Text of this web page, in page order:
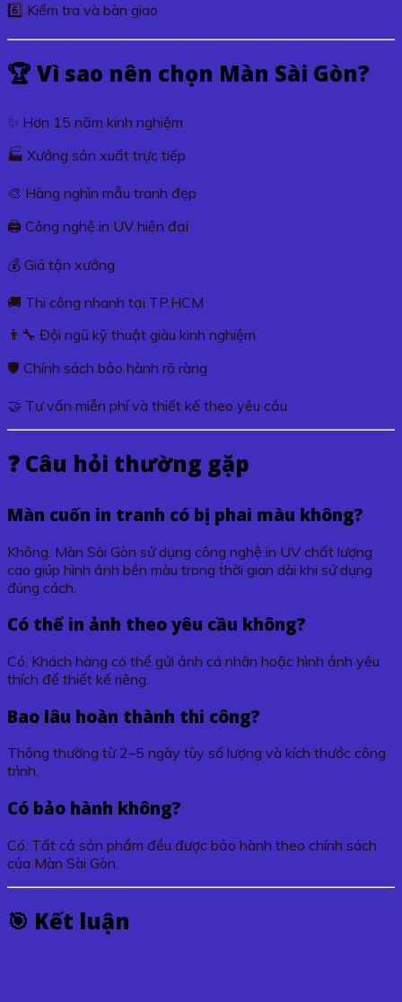
6️⃣ Kiểm tra và bàn giao
🏆 Vì sao nên chọn Màn Sài Gòn?
✨ Hơn 15 năm kinh nghiệm
🏭 Xưởng sản xuất trực tiếp
🎨 Hàng nghìn mẫu tranh đẹp
🖨️ Công nghệ in UV hiện đại
💰 Giá tận xưởng
🚚 Thi công nhanh tại TP.HCM
👨‍🔧 Đội ngũ kỹ thuật giàu kinh nghiệm
🛡️ Chính sách bảo hành rõ ràng
🤝 Tư vấn miễn phí và thiết kế theo yêu cầu
❓ Câu hỏi thường gặp
Màn cuốn in tranh có bị phai màu không?
Không. Màn Sài Gòn sử dụng công nghệ in UV chất lượng
cao giúp hình ảnh bền màu trong thời gian dài khi sử dụng
đúng cách.
Có thể in ảnh theo yêu cầu không?
Có. Khách hàng có thể gửi ảnh cá nhân hoặc hình ảnh yêu
thích để thiết kế riêng.
Bao lâu hoàn thành thi công?
Thông thường từ 2–5 ngày tùy số lượng và kích thước công
trình.
Có bảo hành không?
Có. Tất cả sản phẩm đều được bảo hành theo chính sách
của Màn Sài Gòn.
🎯 Kết luận